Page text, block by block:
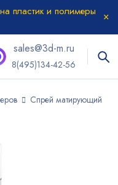
пластик и полимеры
sales@3d-m.ru
8(495)134-42-56
Спрей матирующий